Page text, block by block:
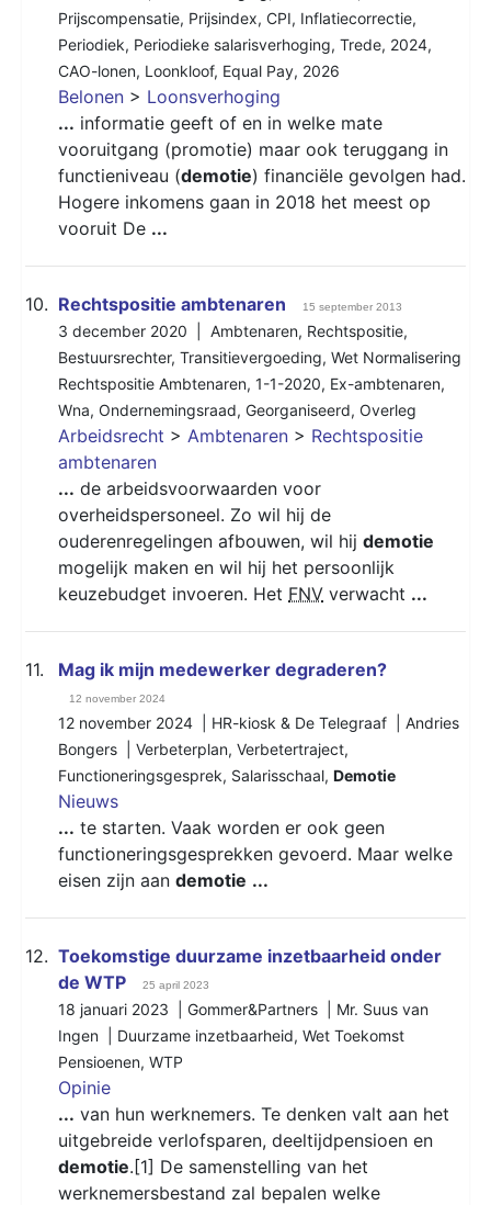
Prijscompensatie, Prijsindex, CPI, Inflatiecorrectie,
Periodiek, Periodieke salarisverhoging, Trede, 2024,
CAO-lonen, Loonkloof, Equal Pay, 2026
Belonen > Loonsverhoging
... informatie geeft of en in welke mate
vooruitgang (promotie) maar ook teruggang in
functieniveau (demotie) financiële gevolgen had.
Hogere inkomens gaan in 2018 het meest op
vooruit De ...
10. Rechtspositie ambtenaren 15 september 2013
3 december 2020 | Ambtenaren, Rechtspositie,
Bestuursrechter, Transitievergoeding, Wet Normalisering
Rechtspositie Ambtenaren, 1-1-2020, Ex-ambtenaren,
Wna, Ondernemingsraad, Georganiseerd, Overleg
Arbeidsrecht > Ambtenaren > Rechtspositie
ambtenaren
... de arbeidsvoorwaarden voor
overheidspersoneel. Zo wil hij de
ouderenregelingen afbouwen, wil hij demotie
mogelijk maken en wil hij het persoonlijk
keuzebudget invoeren. Het FNV verwacht ...
11. Mag ik mijn medewerker degraderen?
12 november 2024
12 november 2024 | HR-kiosk & De Telegraaf | Andries
Bongers | Verbeterplan, Verbetertraject,
Functioneringsgesprek, Salarisschaal, Demotie
Nieuws
... te starten. Vaak worden er ook geen
functioneringsgesprekken gevoerd. Maar welke
eisen zijn aan demotie ...
12. Toekomstige duurzame inzetbaarheid onder
de WTP
25 april 2023
18 januari 2023 | Gommer&Partners | Mr. Suus van
Ingen | Duurzame inzetbaarheid, Wet Toekomst
Pensioenen, WTP
Opinie
... van hun werknemers. Te denken valt aan het
uitgebreide verlofsparen, deeltijdpensioen en
demotie.[1] De samenstelling van het
werknemersbestand zal bepalen welke